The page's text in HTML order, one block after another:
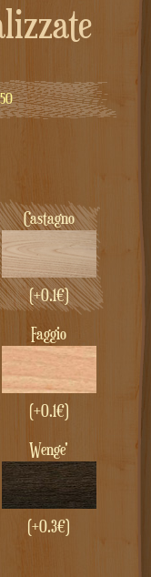
50
Castagno
(+0.1€)
Faggio
(+0.1€)
Wenge'
(+0.3€)